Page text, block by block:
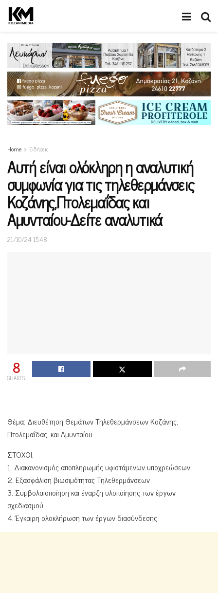
Home Ειδήσεις
Αυτή είναι ολόκληρη η αναλυτική
συμφωνία για τις τηλεθερμάνσεις
Κοζάνης,Πτολεμαΐδας και
Αμυνταίου-Δείτε αναλυτικά
21/10/24 15:48
8
SHARES
Θέμα: Διευθέτηση Θεμάτων Τηλεθερμάνσεων Κοζάνης,
Πτολεμαΐδας, και Αμυνταίου
ΣΤΟΧΟΙ:
1. Διακανονισμός αποπληρωμής υφιστάμενων υποχρεώσεων
2. Εξασφάλιση βιωσιμότητας Τηλεθερμάνσεων
3. Συμβολαιοποίηση και έναρξη υλοποίησης των έργων
σχεδιασμού
4. Έγκαιρη ολοκλήρωση των έργων διασύνδεσης